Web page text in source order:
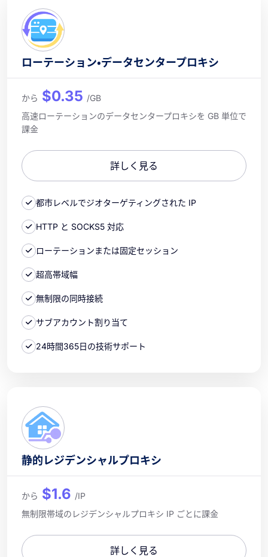
ローテーション・データセンタープロキシ
から $0.35 /GB
高速ローテーションのデータセンタープロキシを GB 単位で
課金
詳しく見る
都市レベルでジオターゲティングされた IP
HTTP と SOCKS5 対応
ローテーションまたは固定セッション
超高帯域幅
無制限の同時接続
サブアカウント割り当て
24時間365日の技術サポート
静的レジデンシャルプロキシ
から $1.6 /IP
無制限帯域のレジデンシャルプロキシ IP ごとに課金
詳しく見る